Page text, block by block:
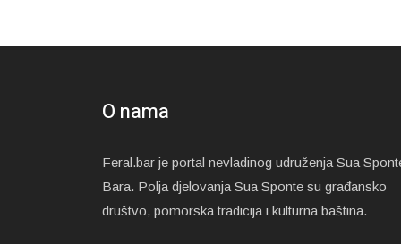
O nama
Feral.bar je portal nevladinog udruženja Sua
Bara. Polja djelovanja Sua Sponte su građansko
društvo, pomorska tradicija i kulturna baština.